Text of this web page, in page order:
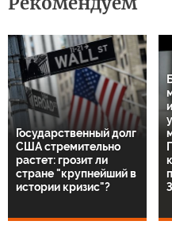
Государственный долг
США стремительно
растет: грозит ли
стране "крупнейший в
истории кризис"?